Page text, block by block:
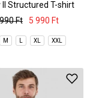
II Structured T-shirt
Ft
5 990 Ft
M L XL XXL